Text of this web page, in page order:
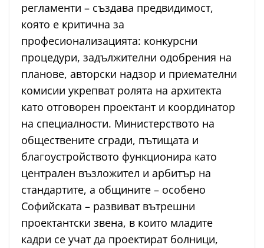
регламенти – създава предвидимост,
която е критична за
професионализацията: конкурсни
процедури, задължителни одобрения на
планове, авторски надзор и приемателни
комисии укрепват ролята на архитекта
като отговорен проектант и координатор
на специалности. Министерството на
обществените сгради, пътищата и
благоустройството функционира като
централен възложител и арбитър на
стандартите, а общините – особено
Софийската – развиват вътрешни
проектантски звена, в които младите
кадри се учат да проектират болници,